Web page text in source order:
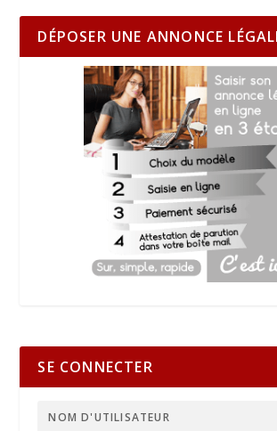
DÉPOSER UNE ANNONCE
SE CONNECTER